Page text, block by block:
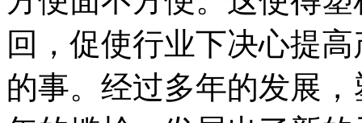
回，促使行业下决心提
的事。经过多年的发展